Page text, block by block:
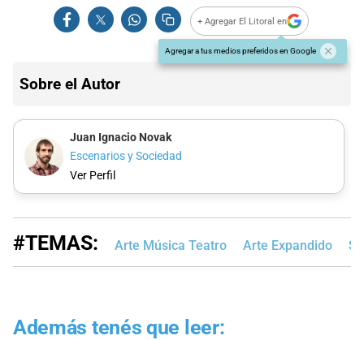
+ Agregar El Litoral en
Agregar a tus medios preferidos en Google
Sobre el Autor
Juan Ignacio Novak
Escenarios y Sociedad
Ver Perfil
#TEMAS: Arte Música Teatro Arte Expandido
Además tenés que leer: